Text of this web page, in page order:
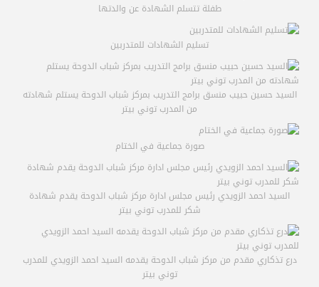
طفلة تتسلم الشهادة عن والدتها
تسليم الشهادات للمتدربين
السيد حسين حبيب منسق برامج التدريب بمركز شباب الدوحة يستلم شهادته
من المدرب توني بيتر
صورة جماعية في الختام
السيد احمد الزويدي رئيس مجلس ادارة مركز شباب الدوحة يقدم شهادة
شكر للمدرب توني بيتر
درع تذكاري مقدم من مركز شباب الدوحة يقدمه السيد احمد الزويدي للمدرب
توني بيتر